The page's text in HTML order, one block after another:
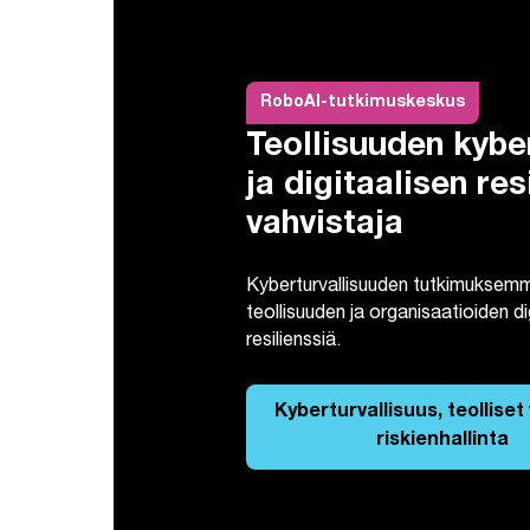
RoboAI-tutkimuskeskus
Teollisuuden
ja digitaalisen
vahvistaja
Kyberturvallisuuden
teollisuuden ja organisaatioiden
resilienssiä.
Kyberturvallisuus, teolliset
riskienhallinta